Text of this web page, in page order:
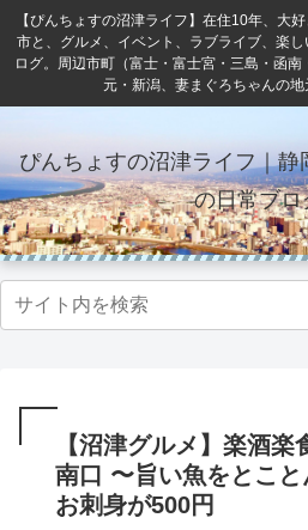
【ぴんちょすの沼津ライフ】在住10年、大
市と、グルメ、イベント、ラブライブ、楽
ログ。周辺市町（富士・富士宮・三島・函
元・新潟、妻まぐろちゃんの地
ぴんちょすの沼津ライフ｜
の日常ブロ
【沼津グルメ】楽酒
南口 〜旨い魚をとこ
お刺身が500円